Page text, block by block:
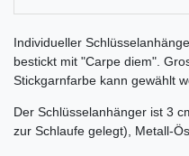
Individueller
bestickt mit "Carpe diem".
Stickgarnfarbe kann gewählt
Der Schlüsselanhänger ist 3
zur Schlaufe gelegt), Metall-